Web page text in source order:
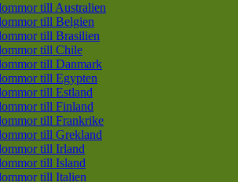
till Australien
till Belgien
till Brasilien
till Chile
till Danmark
till Egypten
till Estland
till Finland
till Frankrike
till Grekland
till Irland
till Island
till Italien